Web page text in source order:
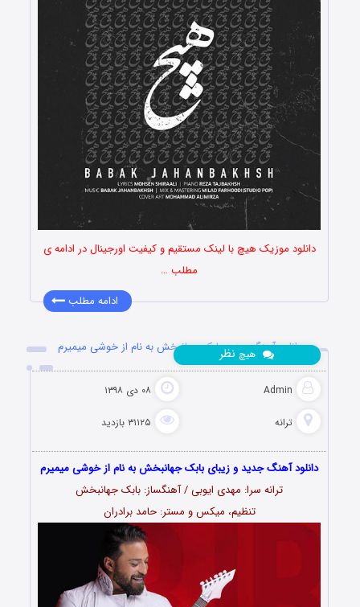
دانلود موزیک هیچ با لینک مستقیم و کیفیت اورجینال در ادامه ی
مطلب …
ادامه مطلب
دانلود آهنگ جدید بابک جهانبخش به نام از خوشی میمیرم
Admin ۰۸ دی ۱۳۹۸
ترانه ۳۱۱۲۵ بازدید
هیچ نظر
دانلود آهنگ جدید و زیبای بابک جهانبخش به نام از خوشی میمیرم
ترانه سرا: مهدی ایوبی / آهنگساز: بابک جهانبخش
تنظیم، میکس و مستر: حامد برادران